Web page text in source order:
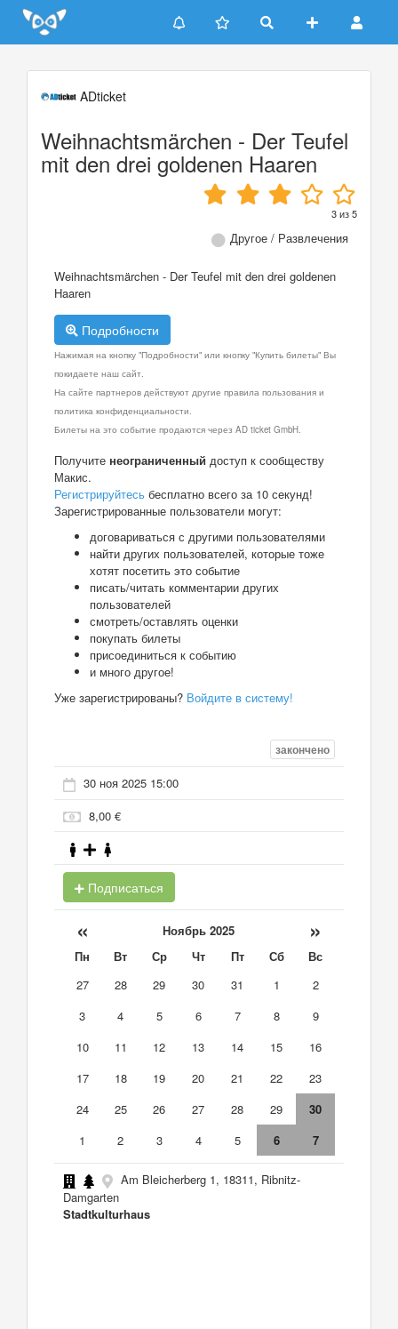
Update cookies preferences
ADticket
Weihnachtsmärchen - Der Teufel
mit den drei goldenen Haaren
3из5
Другое / Развлечения
Weihnachtsmärchen - Der Teufel mit den drei goldenen
Haaren
Подробности
Нажимая на кнопку "Подробности" или кнопку "Купить билеты" Вы
покидаете наш сайт.
На сайте партнеров действуют другие правила пользования и
политика конфиденциальности.
Билеты на это событие продаются через AD ticket GmbH.
Получите неограниченный доступ к сообществу
Макис.
Регистрируйтесь бесплатно всего за 10 секунд!
Зарегистрированные пользователи могут:
договариваться с другими пользователями
найти других пользователей, которые тоже
хотят посетить это событие
писать/читать комментарии других
пользователей
смотреть/оставлять оценки
покупать билеты
присоединиться к событию
и много другое!
Уже зарегистрированы? Войдите в систему!
закончено
30 ноя 2025 15:00
8,00 €
Подписаться
« Ноябрь 2025 »
Пн Вт Ср Чт Пт Сб
Вс
27
28 29 30 31 1
2
3
4 5 6 7 8
9
10
11 12 13 14 15
16
17
18 19 20 21 22
23
24
25 26 27 28 29
30
1
2 3 4 5 6 7
Am Bleicherberg 1, 18311, Ribnitz-
Damgarten
Stadtkulturhaus